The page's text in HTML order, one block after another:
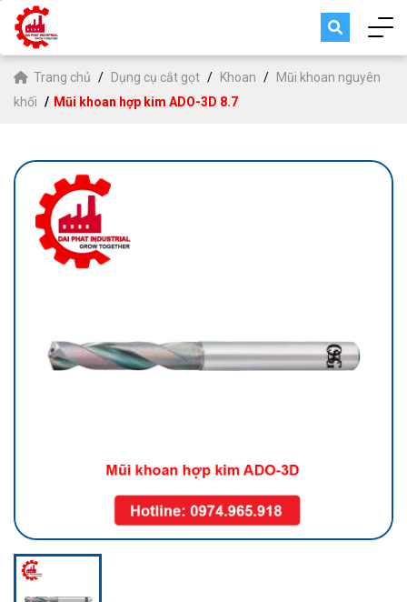
Trang chủ Dụng cụ cắt gọt Khoan
Mũi khoan nguyên
khối
Mũi khoan hợp kim ADO-3D 8.7